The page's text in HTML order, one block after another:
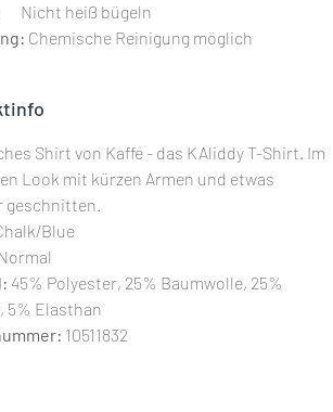
Nicht heiß bügeln
Chemische Reinigung möglich
Shirt von Kaffe - das KAliddy T-Shirt. Im
Look mit kürzen Armen und etwas
geschnitten.
Blue
45% Polyester, 25% Baumwolle, 25%
5% Elasthan
10511832